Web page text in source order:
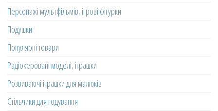
Персонажі мультфільмів, ігрові фігурки
Подушки
Популярні товари
Радіокеровані моделі, іграшки
Розвиваючі іграшки для малюків
Стільчики для годування